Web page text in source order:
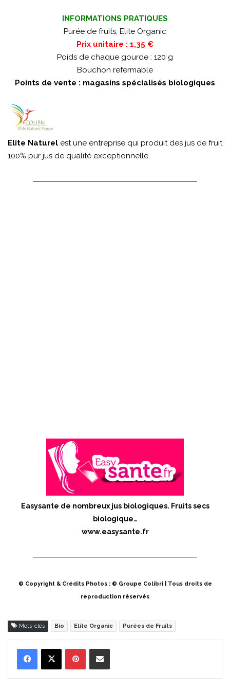
INFORMATIONS PRATIQUES
Purée de fruits, Elite Organic
Prix unitaire : 1,35 €
Poids de chaque gourde : 120 g
Bouchon refermable
Points de vente : magasins spécialisés biologiques
Elite Naturel est une entreprise qui produit des jus de fruit
100% pur jus de qualité exceptionnelle.
Easysante de nombreux jus biologiques. Fruits secs
biologique…
www.easysante.fr
© Copyright & Crédits Photos : © Groupe Colibri | Tous droits de
reproduction réservés
Mots-clés Bio Elite Organic Purées de Fruits